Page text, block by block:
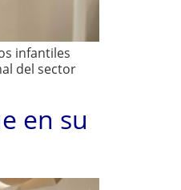
infantiles
del sector
en su